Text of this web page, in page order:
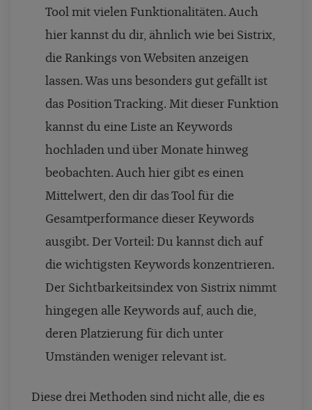
Tool mit vielen Funktionalitäten. Auch
hier kannst du dir, ähnlich wie bei Sistrix,
die Rankings von Websiten anzeigen
lassen. Was uns besonders gut gefällt ist
das Position Tracking. Mit dieser Funktion
kannst du eine Liste an Keywords
hochladen und über Monate hinweg
beobachten. Auch hier gibt es einen
Mittelwert, den dir das Tool für die
Gesamtperformance dieser Keywords
ausgibt. Der Vorteil: Du kannst dich auf
die wichtigsten Keywords konzentrieren.
Der Sichtbarkeitsindex von Sistrix nimmt
hingegen alle Keywords auf, auch die,
deren Platzierung für dich unter
Umständen weniger relevant ist.
Diese drei Methoden sind nicht alle, die es